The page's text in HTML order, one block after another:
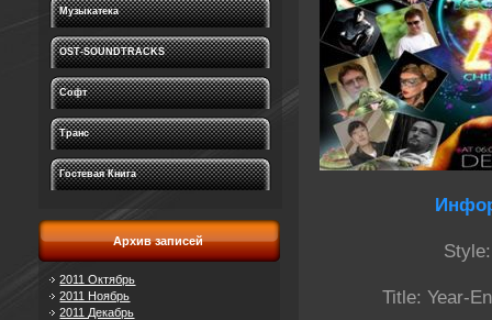
Музыкатека
OST-SOUNDTRACKS
Софт
Транс
Гостевая Книга
Архив записей
2011 Октябрь
2011 Ноябрь
2011 Декабрь
Title: Year-